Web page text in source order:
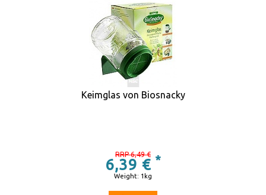
Keimglas von Biosnacky
RRP 6,49 €
6,39 € *
Weight: 1kg